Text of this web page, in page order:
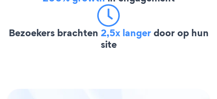
Bezoekers brachten 2,5x langerdoor op hun
site